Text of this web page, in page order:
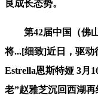
良成长态势。
第42届中国（佛
将...[细致]近日，驱动
Estrella恩斯特娅 3月
老”赵雅芝沉回西湖